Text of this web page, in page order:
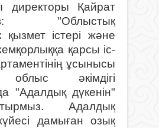
директоры Қайрат
"Облыстық
қызмет істері және
қарсы іс-
ұсынысы
облыс әкімдігі
"Адалдық дүкенін"
Адалдық
дамыған озық